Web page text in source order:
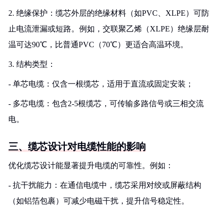
2. 绝缘保护：缆芯外层的绝缘材料（如PVC、XLPE）可防
止电流泄漏或短路。例如，交联聚乙烯（XLPE）绝缘层耐
温可达90℃，比普通PVC（70℃）更适合高温环境。
3. 结构类型：
- 单芯电缆：仅含一根缆芯，适用于直流或固定安装；
- 多芯电缆：包含2-5根缆芯，可传输多路信号或三相交流
电。
三、缆芯设计对电缆性能的影响
优化缆芯设计能显著提升电缆的可靠性。例如：
- 抗干扰能力：在通信电缆中，缆芯采用对绞或屏蔽结构
（如铝箔包裹）可减少电磁干扰，提升信号稳定性。